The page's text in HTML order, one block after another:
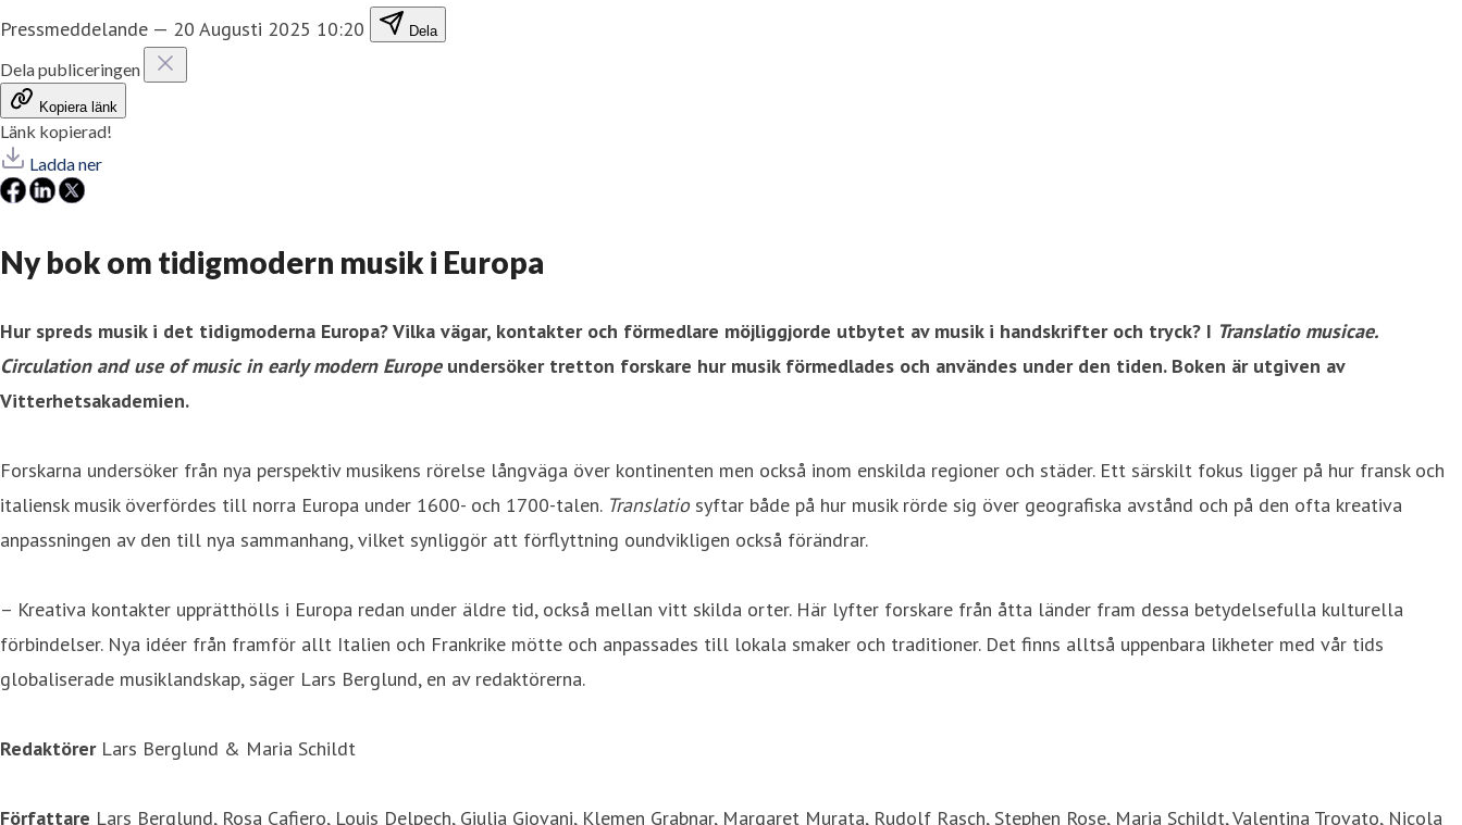
Pressmeddelande — 20 Augusti 2025 10:20 Dela
Dela publiceringen
Kopiera länk
Länk kopierad!
Ladda ner
Ny bok om tidigmodern musik i Europa
Hur spreds musik i det tidigmoderna Europa? Vilka vägar, kontakter och förmedlare möjliggjorde utbytet av musik i handskrifter och tryck? I Translatio musicae.
Circulation and use of music in early modern Europeundersöker tretton forskare hur musik förmedlades och användes under den tiden. Boken är utgiven av
Vitterhetsakademien.
Forskarna undersöker från nya perspektiv musikens rörelse långväga över kontinenten men också inom enskilda regioner och städer. Ett särskilt fokus ligger på hur fransk och
italiensk musik överfördes till norra Europa under 1600- och 1700-talen. Translatio syftar både på hur musik rörde sig över geografiska avstånd och på den ofta kreativa
anpassningen av den till nya sammanhang, vilket synliggör att förflyttning oundvikligen också förändrar.
– Kreativa kontakter upprätthölls i Europa redan under äldre tid, också mellan vitt skilda orter. Här lyfter forskare från åtta länder fram dessa betydelsefulla kulturella
förbindelser. Nya idéer från framför allt Italien och Frankrike mötte och anpassades till lokala smaker och traditioner. Det finns alltså uppenbara likheter med vår tids
globaliserade musiklandskap, säger Lars Berglund, en av redaktörerna.
Redaktörer Lars Berglund & Maria Schildt
Författare Lars Berglund, Rosa Cafiero, Louis Delpech, Giulia Giovani, Klemen Grabnar, Margaret Murata, Rudolf Rasch, Stephen Rose, Maria Schildt, Valentina Trovato, Nicola